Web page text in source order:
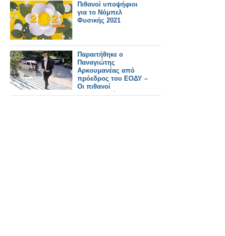
Πιθανοί υποψήφιοι
για το Νόμπελ
Φυσικής 2021
Παραιτήθηκε ο
Παναγιώτης
Αρκουμανέας από
πρόεδρος του ΕΟΔΥ –
Οι πιθανοί
αντικαταστάτες του